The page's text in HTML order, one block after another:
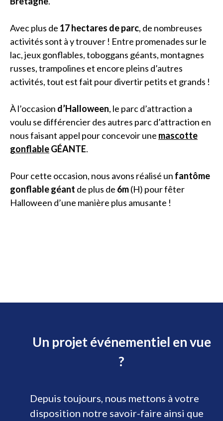
Avec plus de 17 hectares de parc, de nombreuses
activités sont à y trouver ! Entre promenades sur le
lac, jeux gonflables, toboggans géants, montagnes
russes, trampolines et encore pleins d’autres
activités, tout est fait pour divertir petits et grands !
À l’occasion d’Halloween, le parc d’attraction a
voulu se différencier des autres parc d’attraction en
nous faisant appel pour concevoir une mascotte
gonflableGÉANTE.
Pour cette occasion, nous avons réalisé un fantôme
gonflable géant de plus de 6m(H) pour fêter
Halloween d’une manière plus amusante !
Un projet événementiel en vue
?
Depuis toujours, nous mettons à votre
disposition notre savoir-faire ainsi que